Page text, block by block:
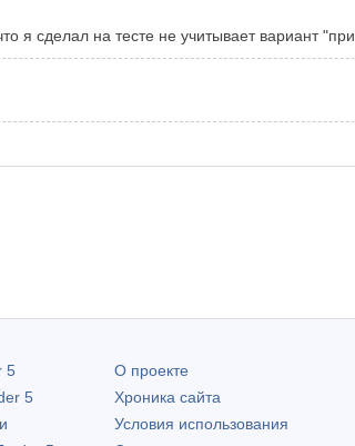
сделал на тесте не учитывает вариант
5
5
О проекте
Хроника сайта
Условия использования